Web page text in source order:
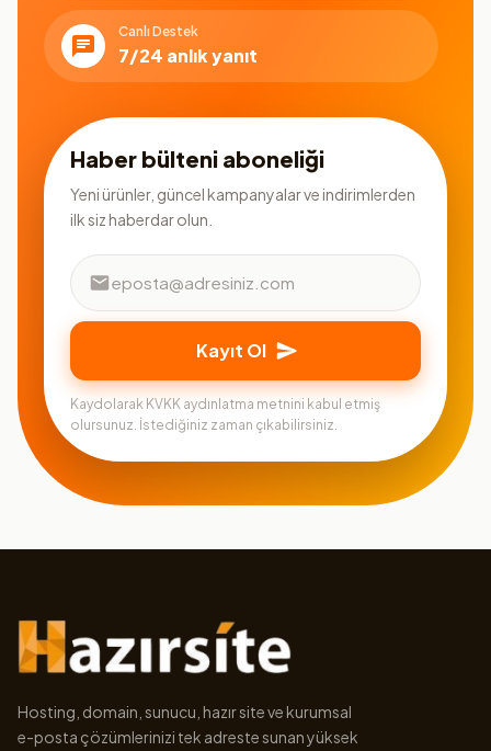
Canlı Destek
7/24 anlık yanıt
Haber bülteni aboneliği
Yeni ürünler, güncel kampanyalar ve indirimlerden
ilk siz haberdar olun.
Kayıt Ol
Kaydolarak KVKK aydınlatma metnini kabul etmiş
olursunuz. İstediğiniz zaman çıkabilirsiniz.
Hosting, domain, sunucu, hazır site ve kurumsal
e-posta çözümlerinizi tek adreste sunan yüksek